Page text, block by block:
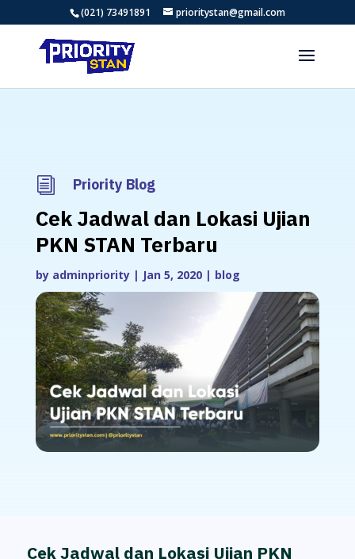
(021) 73491891 prioritystan@gmail.com
i Priority Blog
Cek Jadwal dan Lokasi Ujian
PKN STAN Terbaru
by adminpriority| Jan 5, 2020| blog
Cek Jadwal dan Lokasi Ujian PKN